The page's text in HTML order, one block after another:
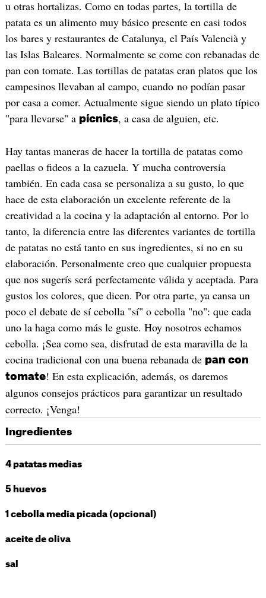
u otras hortalizas. Como en todas partes, la tortilla de
patata es un alimento muy básico presente en casi todos
los bares y restaurantes de Catalunya, el País Valencià y
las Islas Baleares. Normalmente se come con rebanadas de
pan con tomate. Las tortillas de patatas eran platos que los
campesinos llevaban al campo, cuando no podían pasar
por casa a comer. Actualmente sigue siendo un plato típico
"para llevarse" a pícnics, a casa de alguien, etc.
Hay tantas maneras de hacer la tortilla de patatas como
paellas o fideos a la cazuela. Y mucha controversia
también. En cada casa se personaliza a su gusto, lo que
hace de esta elaboración un excelente referente de la
creatividad a la cocina y la adaptación al entorno. Por lo
tanto, la diferencia entre las diferentes variantes de tortilla
de patatas no está tanto en sus ingredientes, si no en su
elaboración. Personalmente creo que cualquier propuesta
que nos sugerís será perfectamente válida y aceptada. Para
gustos los colores, que dicen. Por otra parte, ya cansa un
poco el debate de sí cebolla "sí" o cebolla "no": que cada
uno la haga como más le guste. Hoy nosotros echamos
cebolla. ¡Sea como sea, disfrutad de esta maravilla de la
cocina tradicional con una buena rebanada de pan con
tomate! En esta explicación, además, os daremos
algunos consejos prácticos para garantizar un resultado
correcto. ¡Venga!
Ingredientes
4 patatas medias
5 huevos
1 cebolla media picada (opcional)
aceite de oliva
sal